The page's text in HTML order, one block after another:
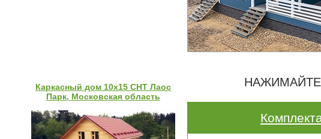
Каркасный дом 10х15 СНТ Лаос
Парк, Московская область